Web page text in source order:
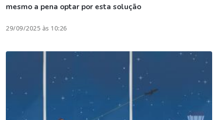
mesmo a pena optar por esta solução
29/09/2025 às 10:26